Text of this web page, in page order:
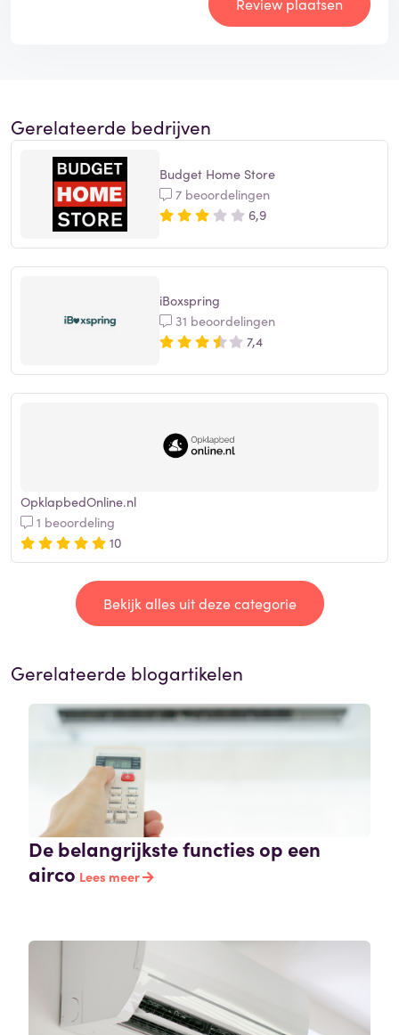
Review plaatsen
Gerelateerde bedrijven
Budget Home Store
7 beoordelingen
6,9
iBoxspring
31 beoordelingen
7,4
OpklapbedOnline.nl
1 beoordeling
10
Bekijk alles uit deze categorie
Gerelateerde blogartikelen
De belangrijkste functies op een
airco Lees meer